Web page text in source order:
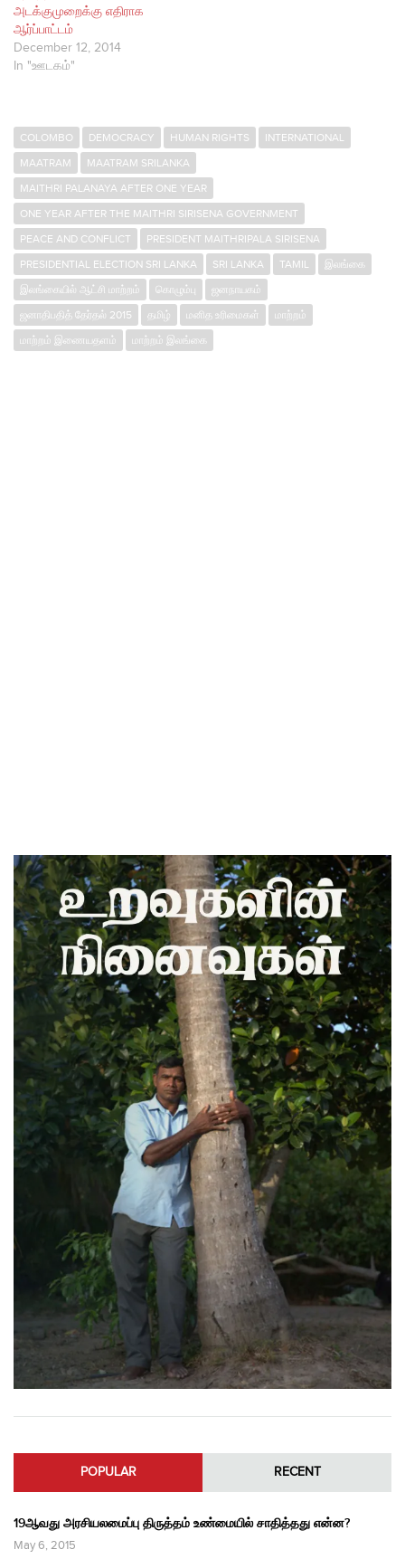
அடக்குமுறைக்கு எதிராக
ஆர்ப்பாட்டம்
December 12, 2014
In "ஊடகம்"
COLOMBO DEMOCRACY HUMAN RIGHTS
INTERNATIONAL
MAATRAM
MAATRAM SRILANKA
MAITHRI PALANAYA AFTER ONE YEAR
ONE YEAR AFTER THE MAITHRI SIRISENA GOVERNMENT
PEACE AND CONFLICT
PRESIDENT MAITHRIPALA SIRISENA
PRESIDENTIAL ELECTION SRI LANKA
SRI LANKA TAMIL
இலங்கை
இலங்கையில் ஆட்சி மாற்றம்
கொழும்பு
ஜனநாயகம்
ஜனாதிபதித் தேர்தல் 2015
தமிழ் மனித உரிமைகள்
மாற்றம்
மாற்றம் இணையதளம்
மாற்றம் இலங்கை
POPULAR RECENT
19ஆவது அரசியலமைப்பு திருத்தம் உண்மையில் சாதித்தது என்ன?
May 6, 2015